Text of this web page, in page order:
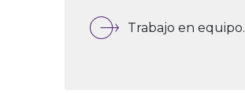
Trabajo en equipo.